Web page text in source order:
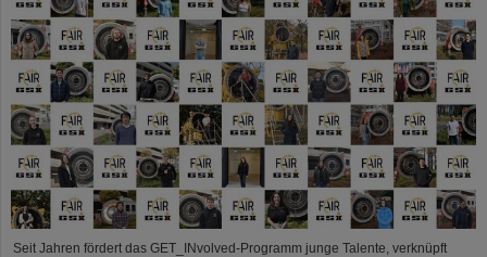
Seit Jahren fördert das GET_INvolved-Programm junge Talente, verknüpft